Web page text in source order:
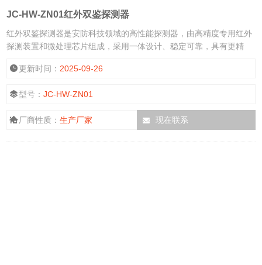
JC-HW-ZN01红外双鉴探测器
红外双鉴探测器是安防科技领域的高性能探测器，由高精度专用红外
探测装置和微处理芯片组成，采用一体设计、稳定可靠，具有更精
测电路，对窗帘及小动物等引起的局部信号变化也具有高承受力，防
更新时间： 2025-09-26
型号：JC-HW-ZN01
厂商性质：生产厂家 现在联系